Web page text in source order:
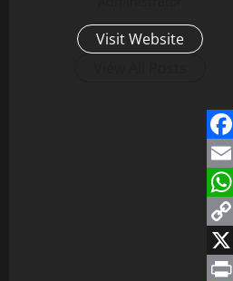
Visit Website
Facebook
Email
WhatsApp
Copy
Link
X